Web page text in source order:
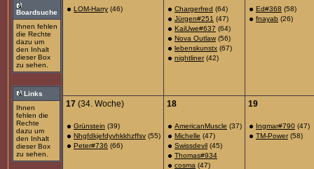
Boardsuche
Ihnen fehlen
die Rechte
dazu um
den Inhalt
dieser Box
zu sehen.
Links
Ihnen
fehlen die
Rechte
dazu um
den Inhalt
dieser Box
zu sehen.
LOM-Harry (46) Chargerfred (64)
Jürgen#251 (47)
KaiUwe#637 (64)
Nova Outlaw (56)
lebenskunstx (67)
nightliner(42)
Ed#368 (58)
fnayab (26)
17 (34. Woche)
Grünstein (39)
Nhgfdkjefdyvhkkhzffsv (55)
Peter#736 (66)
18
AmericanMuscle (37)
Michelle (47)
Swissdevil (45)
Thomas#934
cosma (47)
19
Ingmar#790 (47)
TM-Power(58)